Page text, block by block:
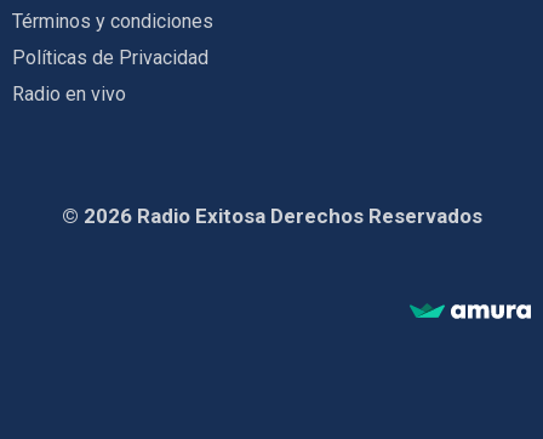
Términos y condiciones
Políticas de Privacidad
Radio en vivo
© 2026 Radio Exitosa Derechos Reservados